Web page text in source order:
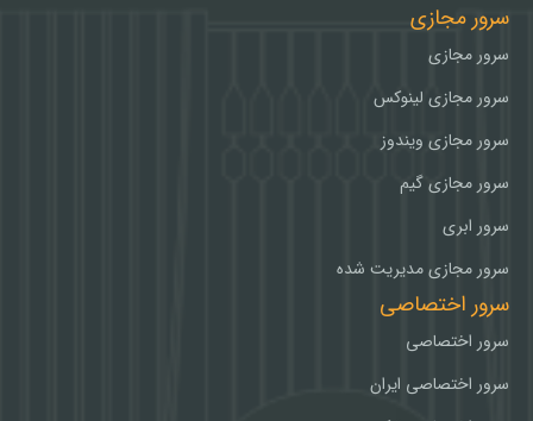
سرور مجازی
سرور مجازی
سرور مجازی لینوکس
سرور مجازی ویندوز
سرور مجازی گیم
سرور ابری
سرور مجازی مدیریت شده
سرور اختصاصی
سرور اختصاصی
سرور اختصاصی ایران